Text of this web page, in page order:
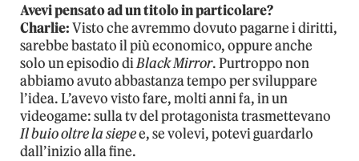
Avevi pensato ad un titolo in particolare?
Charlie:Visto che avremmo dovuto pagarne i diritti,
sarebbe bastato il più economico, oppure anche
solo un episodio diBlack Mirror. Purtroppo non
abbiamo avuto abbastanza tempo per sviluppare
l’idea. L’avevo visto fare, molti anni fa, in un
videogame: sulla tv del protagonista trasmettevano
Il buio oltre la siepee, se volevi, potevi guardarlo
dall’inizio alla fine.